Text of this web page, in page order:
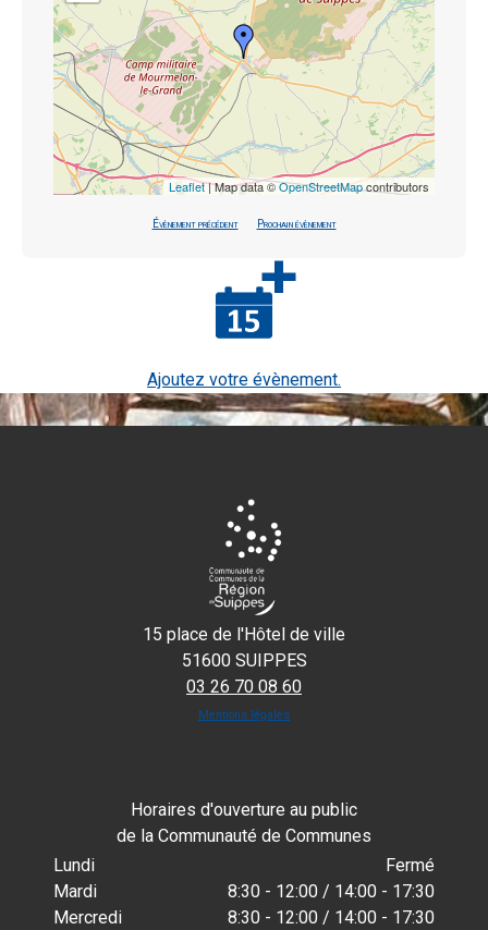
Leaflet| Map data ©OpenStreetMapcontributors
Évènement précédent Prochain évènement
Ajoutez votre évènement.
15 place de l'Hôtel de ville
51600 SUIPPES
03 26 70 08 60
Mentions légales
Horaires d'ouverture au public
de la Communauté de Communes
Lundi
Fermé
Mardi
8:30 - 12:00 / 14:00 - 17:30
Mercredi
8:30 - 12:00 / 14:00 - 17:30